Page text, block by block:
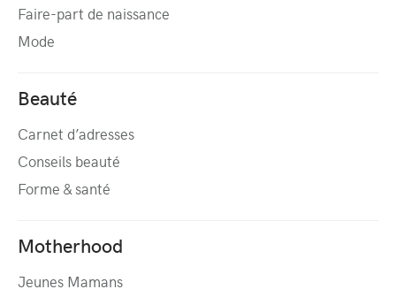
Faire-part de naissance
Mode
Beauté
Carnet d’adresses
Conseils beauté
Forme & santé
Motherhood
Jeunes Mamans